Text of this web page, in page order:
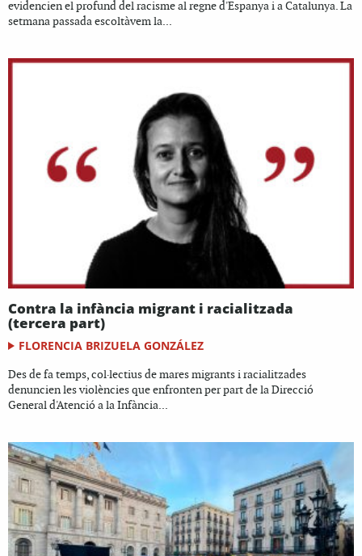
evidencien el profund del racisme al regne d'Espanya i a Catalunya. La
setmana passada escoltàvem la...
Contra la infància migrant i racialitzada
(tercera part)
FLORENCIA BRIZUELA GONZÁLEZ
Des de fa temps, col·lectius de mares migrants i racialitzades
denuncien les violències que enfronten per part de la Direcció
General d'Atenció a la Infància...